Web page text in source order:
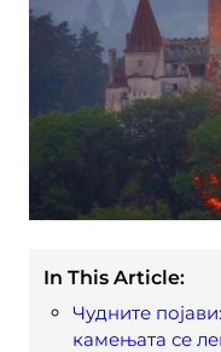
In This Article:
Чудните
камењата се